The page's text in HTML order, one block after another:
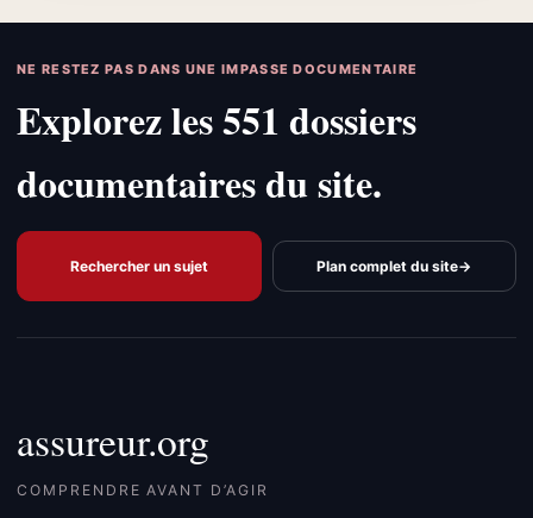
NE RESTEZ PAS DANS UNE IMPASSE DOCUMENTAIRE
Explorez les 551 dossiers
documentaires du site.
Rechercher un sujet Plan complet du site→
assureur.org
COMPRENDRE AVANT D’AGIR